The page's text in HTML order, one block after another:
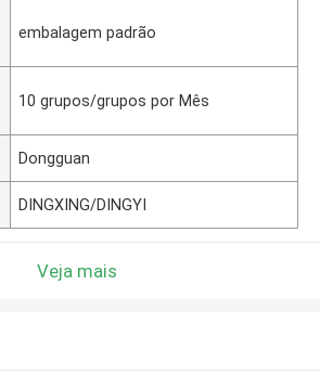
embalagem padrão
10 grupos/grupos por Mês
Dongguan
DINGXING/DINGYI
Veja mais